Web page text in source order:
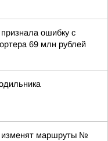
ошибку с
69 млн рублей
маршруты №